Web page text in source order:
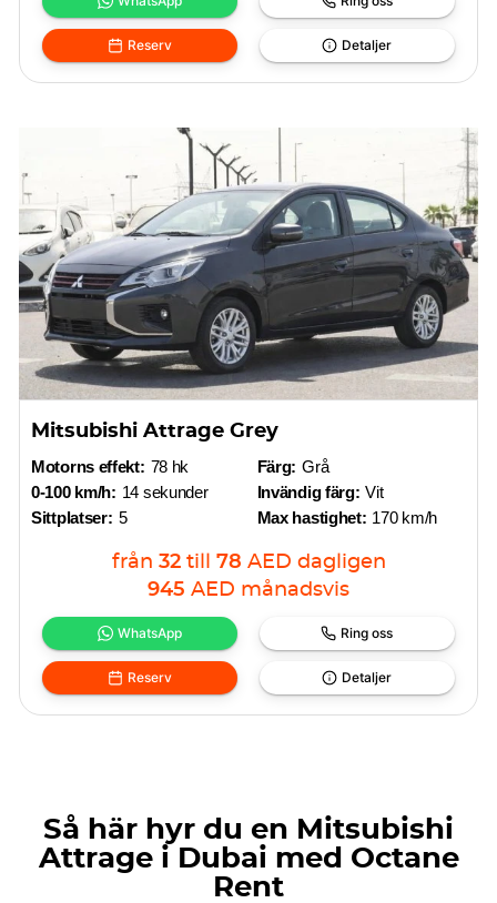
Reserv Detaljer
Mitsubishi Attrage Grey
Motorns effekt: 78 hk
0-100 km/h: 14 sekunder
Sittplatser: 5
Färg: Grå
Invändig färg: Vit
Max hastighet: 170 km/h
från 32 till 78 AED dagligen
945 AED månadsvis
WhatsApp Ring oss
Reserv Detaljer
Så här hyr du en Mitsubishi
Attrage i Dubai med Octane
Rent